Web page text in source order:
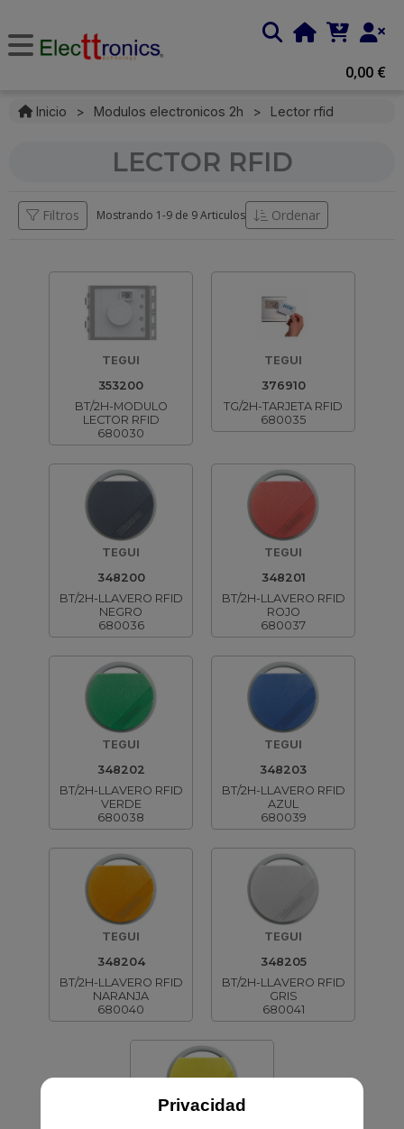
Privacidad
0,00 €
Inicio > Modulos electronicos 2h > Lector rfid
LECTOR RFID
Filtros Mostrando 1-9 de 9 Articulos Ordenar
TEGUI
353200
BT/2H-MODULO
LECTOR RFID
680030
TEGUI
376910
TG/2H-TARJETA RFID
680035
TEGUI
348200
BT/2H-LLAVERO RFID
NEGRO
680036
TEGUI
348201
BT/2H-LLAVERO RFID
ROJO
680037
TEGUI
348202
BT/2H-LLAVERO RFID
VERDE
680038
TEGUI
348203
BT/2H-LLAVERO RFID
AZUL
680039
TEGUI
348204
BT/2H-LLAVERO RFID
NARANJA
680040
TEGUI
348205
BT/2H-LLAVERO RFID
GRIS
680041